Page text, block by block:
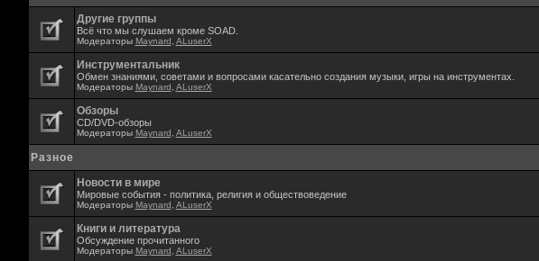
Другие группы
Всё что мы слушаем кроме SOAD.
Модераторы Maynard ALuserX
Инструментальник
Обмен знаниями, советами и вопросами касательно создания музыки, игры на инструментах.
Модераторы Maynard ALuserX
Обзоры
CD/DVD-обзоры
Модераторы Maynard ALuserX
Разное
Новости в мире
Мировые события - политика, религия и обществоведение
Модераторы Maynard ALuserX
Книги и литература
Обсуждение прочитанного
Модераторы Maynard ALuserX